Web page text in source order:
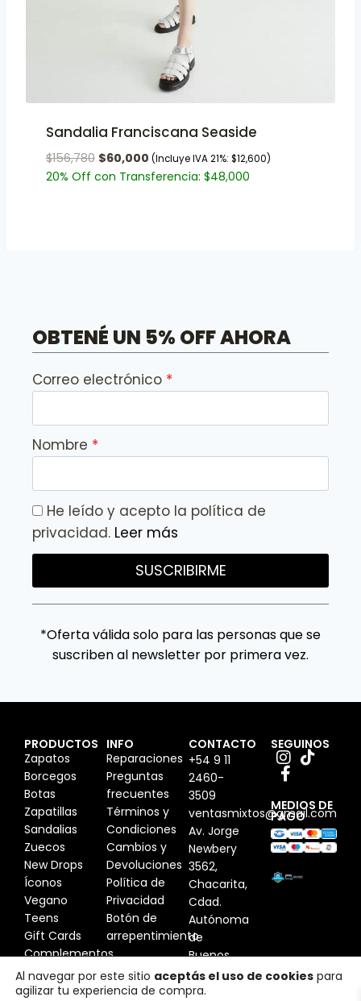
Sandalia Franciscana Seaside
$156,780 $60,000 (Incluye IVA 21%: $12,600)
20% Off con Transferencia: $48,000
OBTENÉ UN 5% OFF AHORA
Correo electrónico
Nombre
He leído y acepto la política de
privacidad. Leer más
SUSCRIBIRME
*Oferta válida solo para las personas que se
suscriben al newsletter por primera vez.
PRODUCTOS
Zapatos
Borcegos
Botas
Zapatillas
Sandalias
Zuecos
New Drops
Íconos
Vegano
Teens
Gift Cards
Complementos
INFO
Reparaciones
Preguntas
frecuentes
Términos y
Condiciones
Cambios y
Devoluciones
Política de
Privacidad
Botón de
arrepentimiento
CONTACTO
+54 9 11
2460-
3509
ventasmixtos@gmail.com
Av. Jorge
Newbery
3562,
Chacarita,
Cdad.
Autónoma
de
Buenos
Aires,
Argentina
SEGUINOS
MEDIOS DE
PAGO
Al navegar por este sitio aceptás el uso de cookies para
agilizar tu experiencia de compra.